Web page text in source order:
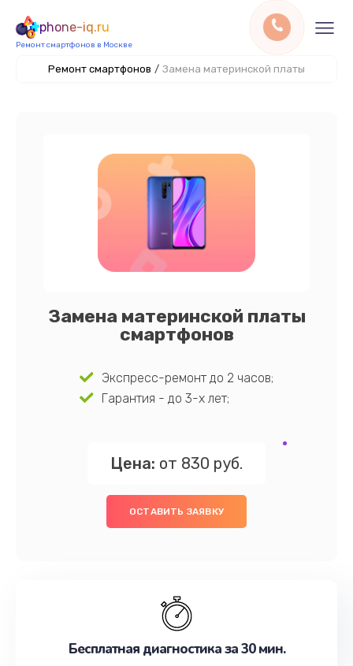
phone-iq.ru
Ремонт смартфонов в Москве
Ремонт смартфонов / Замена материнской платы
Замена материнской платы
смартфонов
Экспресс-ремонт до 2 часов;
Гарантия - до 3-х лет;
Цена: от 830 руб.
ОСТАВИТЬ ЗАЯВКУ
Бесплатная диагностика за 30 мин.